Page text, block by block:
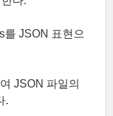
를 JSON 표현으
JSON 파일의
.